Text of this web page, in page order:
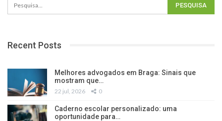
Recent Posts
Melhores advogados em Braga: Sinais que
mostram que…
22 jul, 2026 0
Caderno escolar personalizado: uma
oportunidade para…